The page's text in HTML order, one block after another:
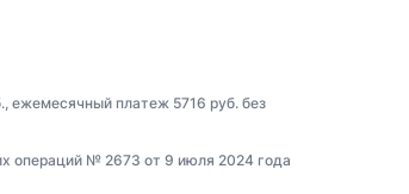
ежемесячный платеж 5716 руб. без
операций № 2673 от 9 июля 2024 года